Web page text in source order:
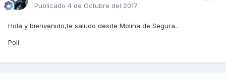
Publicado 4 de Octubre del 2017
Hola y bienvenido,te saludo desde Molina de Segura..
Poli